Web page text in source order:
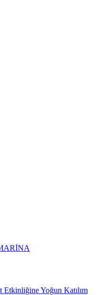
Yoğun Katılım